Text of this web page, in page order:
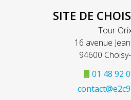
SITE DE
Tour
16 avenue
94600
01 48 92